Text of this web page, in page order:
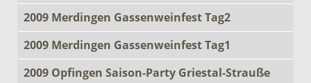
2009 Merdingen Gassenweinfest Tag2
2009 Merdingen Gassenweinfest Tag1
2009 Opfingen Saison-Party Griestal-Strauße